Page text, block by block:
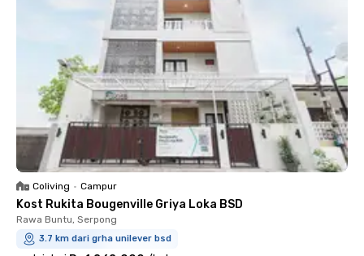
Coliving • Campur
Kost Rukita Bougenville Griya Loka BSD
Rawa Buntu, Serpong
3.7 km dari grha unilever bsd